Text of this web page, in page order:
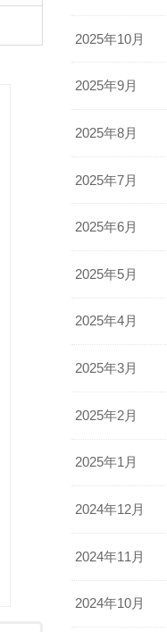
2025年10月
2025年9月
2025年8月
2025年7月
2025年6月
2025年5月
2025年4月
2025年3月
2025年2月
2025年1月
2024年12月
2024年11月
2024年10月